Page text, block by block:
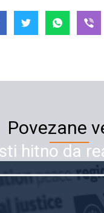
hitno da
u
Povezane